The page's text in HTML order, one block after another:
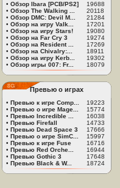
• Обзор Ibara [PCB/PS2]
19688
• Обзор The Walking ...
20118
• Обзор DMC: Devil M...
21284
• Обзор на игру Valk...
17201
• Обзор на игру Stars!
19080
• Обзор на Far Cry 3
19274
• Обзор на Resident ...
17269
• Обзор на Chivalry:...
18911
• Обзор на игру Kerb...
19302
• Обзор игры 007: Fr... 18079
Превью о играх
• Превью к игре Comp...
19223
• Превью о игре Mage...
15774
• Превью Incredible ...
16038
• Превью Firefall
14733
• Превью Dead Space 3
17666
• Превью о игре SimC...
15997
• Превью к игре Fuse
16716
• Превью Red Orche...
16944
• Превью Gothic 3
17648
• Превью Black & W... 18724